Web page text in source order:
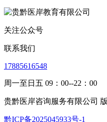
关注公众号
联系我们
17885616548
周一至日五 09：00--22：00
贵黔医岸咨询服务有限公司
黔ICP备2025045933号-1